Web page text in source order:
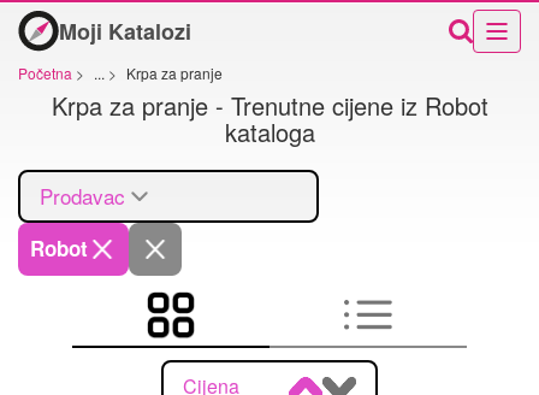
Moji Katalozi
Početna > ... > Krpa za pranje
Krpa za pranje - Trenutne cijene iz Robot
kataloga
Prodavac
Robot
Cijena